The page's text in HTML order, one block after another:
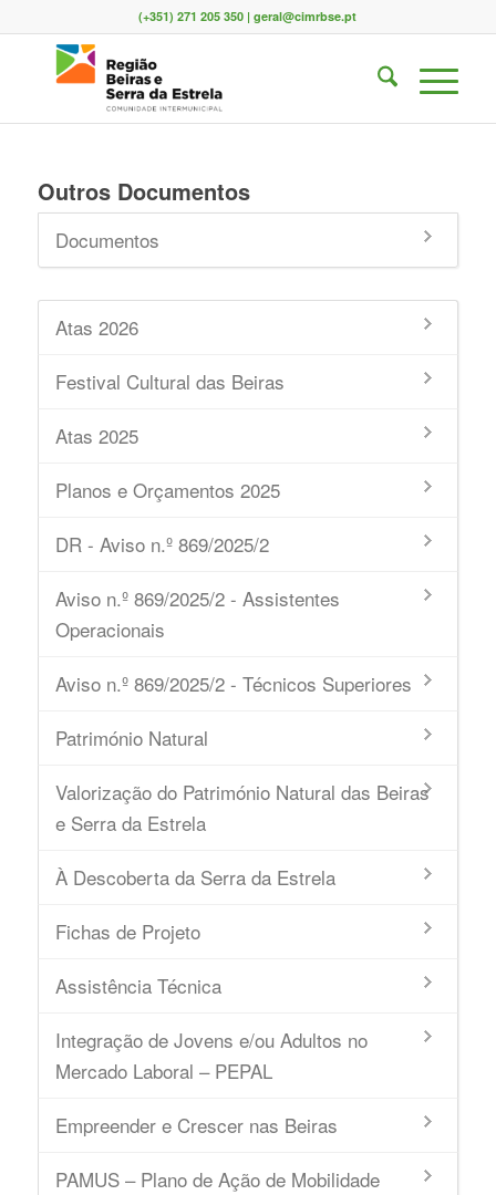
(+351) 271 205 350 | geral@cimrbse.pt
Outros Documentos
Documentos
Atas 2026
Festival Cultural das Beiras
Atas 2025
Planos e Orçamentos 2025
DR - Aviso n.º 869/2025/2
Aviso n.º 869/2025/2 - Assistentes
Operacionais
Aviso n.º 869/2025/2 - Técnicos Superiores
Património Natural
Valorização do Património Natural das Beiras
e Serra da Estrela
À Descoberta da Serra da Estrela
Fichas de Projeto
Assistência Técnica
Integração de Jovens e/ou Adultos no
Mercado Laboral – PEPAL
Empreender e Crescer nas Beiras
PAMUS – Plano de Ação de Mobilidade